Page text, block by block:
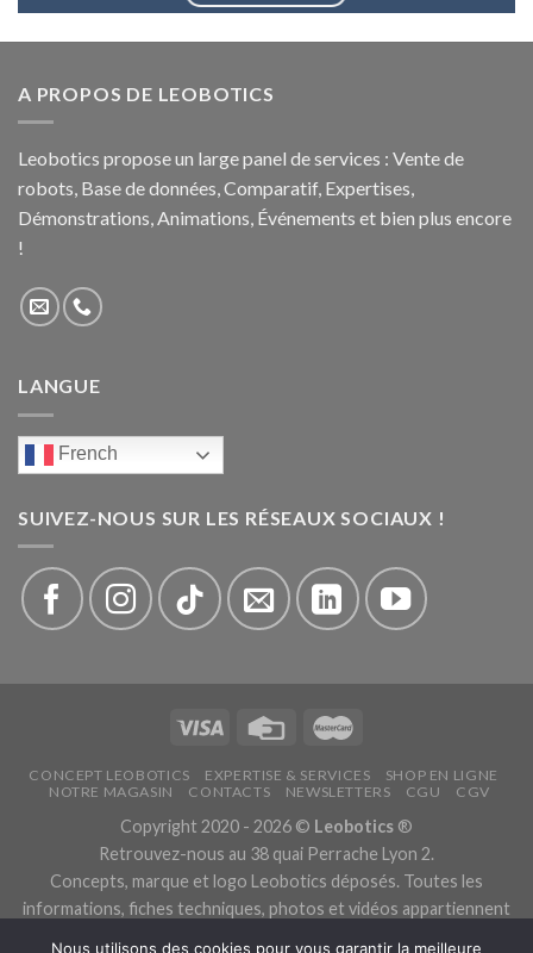
A PROPOS DE LEOBOTICS
Leobotics propose un large panel de services : Vente de
robots, Base de données, Comparatif, Expertises,
Démonstrations, Animations, Événements et bien plus encore
!
LANGUE
French
SUIVEZ-NOUS SUR LES RÉSEAUX SOCIAUX !
CONCEPT LEOBOTICS EXPERTISE & SERVICES
SHOP EN LIGNE
NOTRE MAGASIN
CONTACTS NEWSLETTERS CGU CGV
Copyright 2020 - 2026 © Leobotics ®
Retrouvez-nous au 38 quai Perrache Lyon 2.
Concepts, marque et logo Leobotics déposés. Toutes les
informations, fiches techniques, photos et vidéos appartiennent
Nous utilisons des cookies pour vous garantir la meilleure